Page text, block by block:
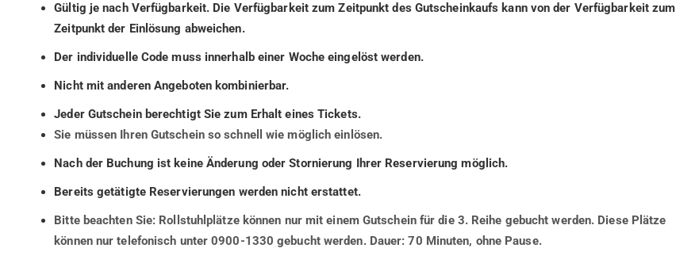
Gültig je nach Verfügbarkeit. Die Verfügbarkeit zum Zeitpunkt des Gutscheinkaufs kann von der Verfügbarkeit zum
Zeitpunkt der Einlösung abweichen.
Der individuelle Code muss innerhalb einer Woche eingelöst werden.
Nicht mit anderen Angeboten kombinierbar.
Jeder Gutschein berechtigt Sie zum Erhalt eines Tickets.
Sie müssen Ihren Gutschein so schnell wie möglich einlösen.
Nach der Buchung ist keine Änderung oder Stornierung Ihrer Reservierung möglich.
Bereits getätigte Reservierungen werden nicht erstattet.
Bitte beachten Sie: Rollstuhlplätze können nur mit einem Gutschein für die 3. Reihe gebucht werden. Diese Plätze
können nur telefonisch unter 0900-1330 gebucht werden. Dauer: 70 Minuten, ohne Pause.